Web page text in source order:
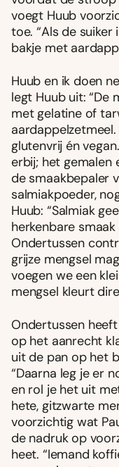
voegt Huub
toe. “Als de
bakje met
Huub en ik doen
legt Huub uit:
met gelatine of
glutenvrij én
erbij; het
de smaakbepaler
salmiakpoeder,
Huub: “Salmiak
herkenbare
Ondertussen
grijze mengsel
voegen we een
mengsel kleurt
Ondertussen
op het aanrecht
uit de pan op het
“Daarna leg je er
en rol je het uit
hete, gitzwarte
voorzichtig wat
de nadruk op
heet. “Iemand